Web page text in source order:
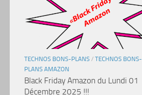
TECHNOS BONS-PLANS / TECHNOS BONS-
PLANS AMAZON
Black Friday Amazon du Lundi 01
Décembre 2025 !!!